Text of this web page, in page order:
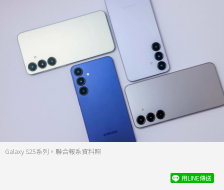
Galaxy S25系列。聯合報系資料照
用LINE傳送